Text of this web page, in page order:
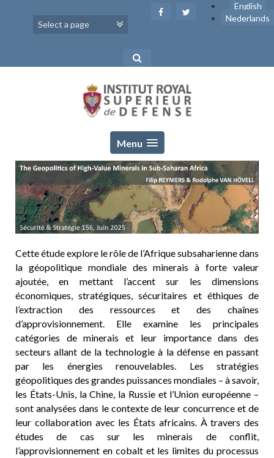
English
Nederlands
Menu
Cette étude explore le rôle de l’Afrique subsaharienne dans
la géopolitique mondiale des minerais à forte valeur
ajoutée, en mettant l’accent sur les dimensions
économiques, stratégiques, sécuritaires et éthiques de
l’extraction des ressources et des chaînes
d’approvisionnement. Elle examine les principales
catégories de minerais et leur importance dans des
secteurs allant de la technologie à la défense en passant
par les énergies renouvelables. Les stratégies
géopolitiques des grandes puissances mondiales – à savoir,
les États-Unis, la Chine, la Russie et l’Union européenne –
sont analysées dans le contexte de leur concurrence et de
leur collaboration avec les États africains. À travers des
études de cas sur les minerais de conflit,
l’approvisionnement en cobalt et les limites du processus